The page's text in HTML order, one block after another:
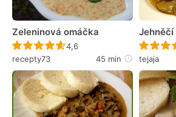
Zeleninová omáčka
Recept ještě nebyl hodnocen
4,6
recepty73
45 min
tejaja